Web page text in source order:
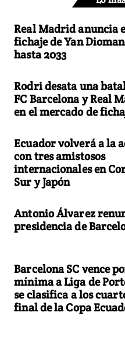
Real Madrid anuncia
fichaje de Yan
hasta 2033
Rodri desata una
FC Barcelona y Real
en el mercado de
Ecuador volverá a la
con tres amistosos
internacionales en
Sur y Japón
Antonio Álvarez
presidencia de
Barcelona SC vence
mínima a Liga de
se clasifica a los
final de la Copa